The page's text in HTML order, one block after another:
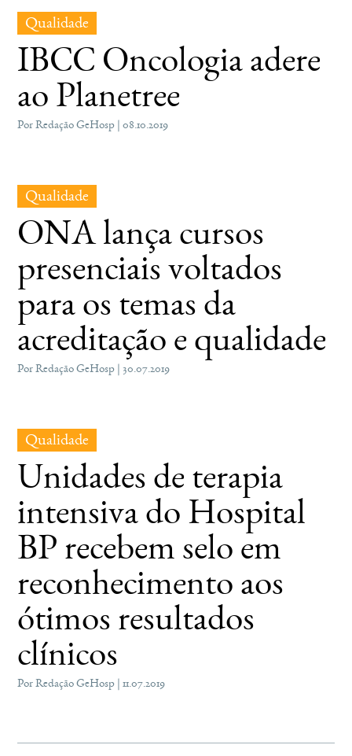
Qualidade
IBCC Oncologia adere
ao Planetree
Por Redação GeHosp | 08.10.2019
Qualidade
ONA lança cursos
presenciais voltados
para os temas da
acreditação e qualidade
Por Redação GeHosp | 30.07.2019
Qualidade
Unidades de terapia
intensiva do Hospital
BP recebem selo em
reconhecimento aos
ótimos resultados
clínicos
Por Redação GeHosp | 11.07.2019